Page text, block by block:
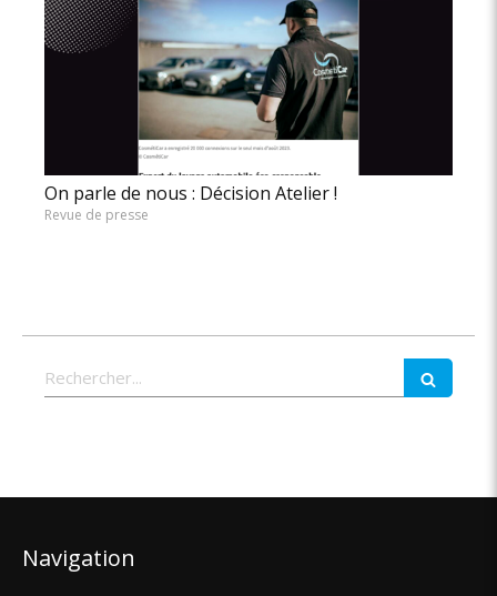
On parle de nous : Décision Atelier !
Revue de presse
Rechercher
Navigation